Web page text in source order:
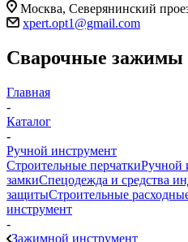
Москва, Северянинский
xpert.opt1@gmail.com
Сварочные зажимы
Главная
-
Каталог
-
Ручной инструмент
Строительные перчаткиРучной
замкиСпецодежда и средства
защитыСтроительные
инструмент
-
Зажимной инструмент